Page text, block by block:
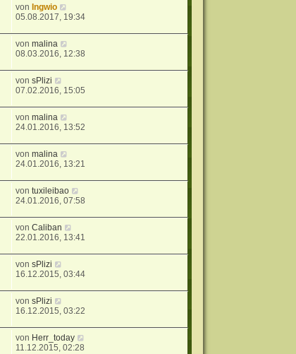
von Ingwio
05.08.2017, 19:34
vonmalina
08.03.2016, 12:38
vonsPlizi
07.02.2016, 15:05
vonmalina
24.01.2016, 13:52
vonmalina
24.01.2016, 13:21
vontuxileibao
24.01.2016, 07:58
vonCaliban
22.01.2016, 13:41
vonsPlizi
16.12.2015, 03:44
vonsPlizi
16.12.2015, 03:22
von Herr_today
11.12.2015, 02:28